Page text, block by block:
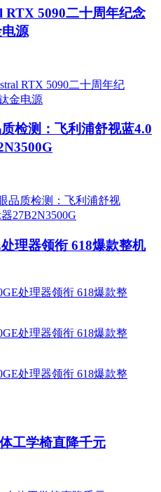
RTX 5090二十周年纪念
源
检测：飞利浦舒视蓝4.0
理器领衔 618爆款整机
工学椅直降千元